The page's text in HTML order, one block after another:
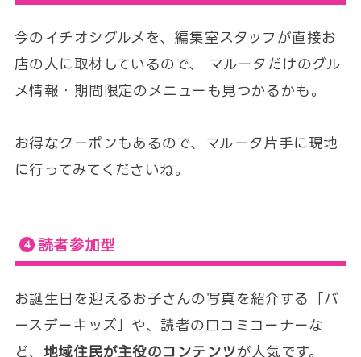
今のイチオシグルメを、編集室スタッフが直接お
店の人に取材しているので、 マルータだけのグル
メ情報・期間限定のメニューも見つかるかも。
お得なクーポンもあるので、マルータ片手に現地
に行ってみてくださいね。
読者参加型
お誕生日を迎えるお子さんの写真を紹介する「バ
ースデーキッズ」や、読者の口コミコーナーな
ど、 地域住民が主役のコンテンツが人気です。